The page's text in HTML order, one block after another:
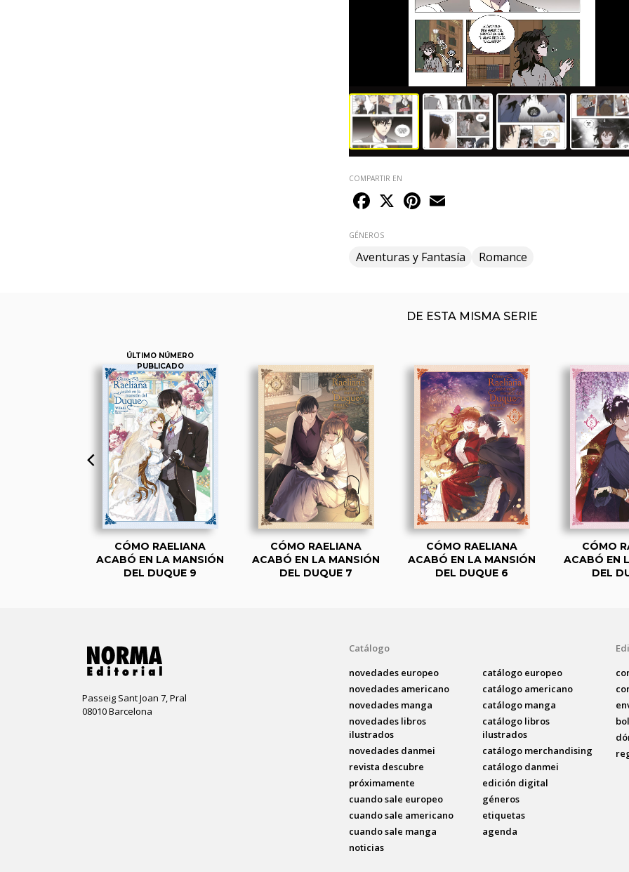
COMPARTIR EN
Facebook
X Pinterest
GÉNEROS
Aventuras y Fantasía Romance
DE ESTA MISMA SERIE
ÚLTIMO NÚMERO
PUBLICADO
CÓMO RAELIANA
ACABÓ EN LA MANSIÓN
DEL DUQUE 9
CÓMO RAELIANA
ACABÓ EN LA MANSIÓN
DEL DUQUE 7
CÓMO RAELIANA
ACABÓ EN LA MANSIÓN
DEL DUQUE 6
CÓMO
ACABÓ EN
DEL
Passeig Sant Joan 7, Pral
08010 Barcelona
Catálogo
novedades europeo
novedades americano
novedades manga
novedades libros
ilustrados
novedades danmei
revista descubre
próximamente
cuando sale europeo
cuando sale americano
cuando sale manga
noticias
catálogo europeo
catálogo americano
catálogo manga
catálogo libros
ilustrados
catálogo merchandising
catálogo danmei
edición digital
géneros
etiquetas
agenda